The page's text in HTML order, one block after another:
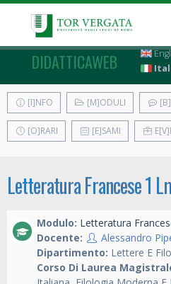
DIDATTICAWEB
[I]NFO [M]ODULI
[O]RARI [E]SAMI
Letteratura Francese 1
Modulo: Letteratura
Docente:
Alessandro
Dipartimento: Lettere E
Corso Di Laurea